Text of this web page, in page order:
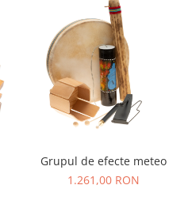
Grupul de efecte meteo
1.261,00 RON